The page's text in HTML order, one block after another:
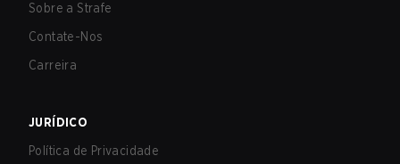
Sobre a Strafe
Contate-Nos
Carreira
JURÍDICO
Política de Privacidade